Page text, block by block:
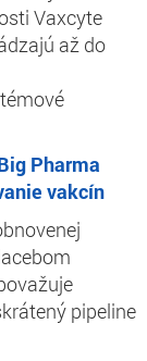
Vaxcyte
až do
Pharma
vakcín
pipeline